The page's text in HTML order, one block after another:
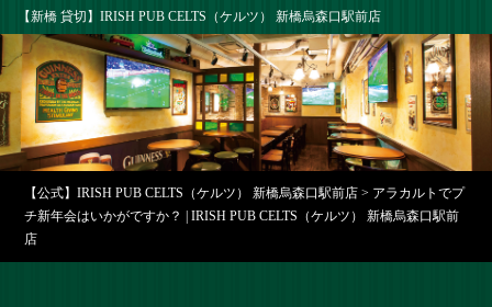
【新橋 貸切】IRISH PUB CELTS（ケルツ） 新橋烏森口駅前店
【公式】IRISH PUB CELTS（ケルツ） 新橋烏森口駅前店 > アラカルトでプ
チ新年会はいかがですか？ | IRISH PUB CELTS（ケルツ） 新橋烏森口駅前
店